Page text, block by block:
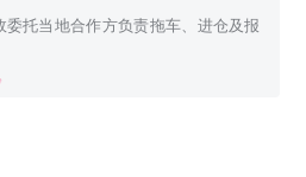
托当地合作方负责拖车、进仓及报